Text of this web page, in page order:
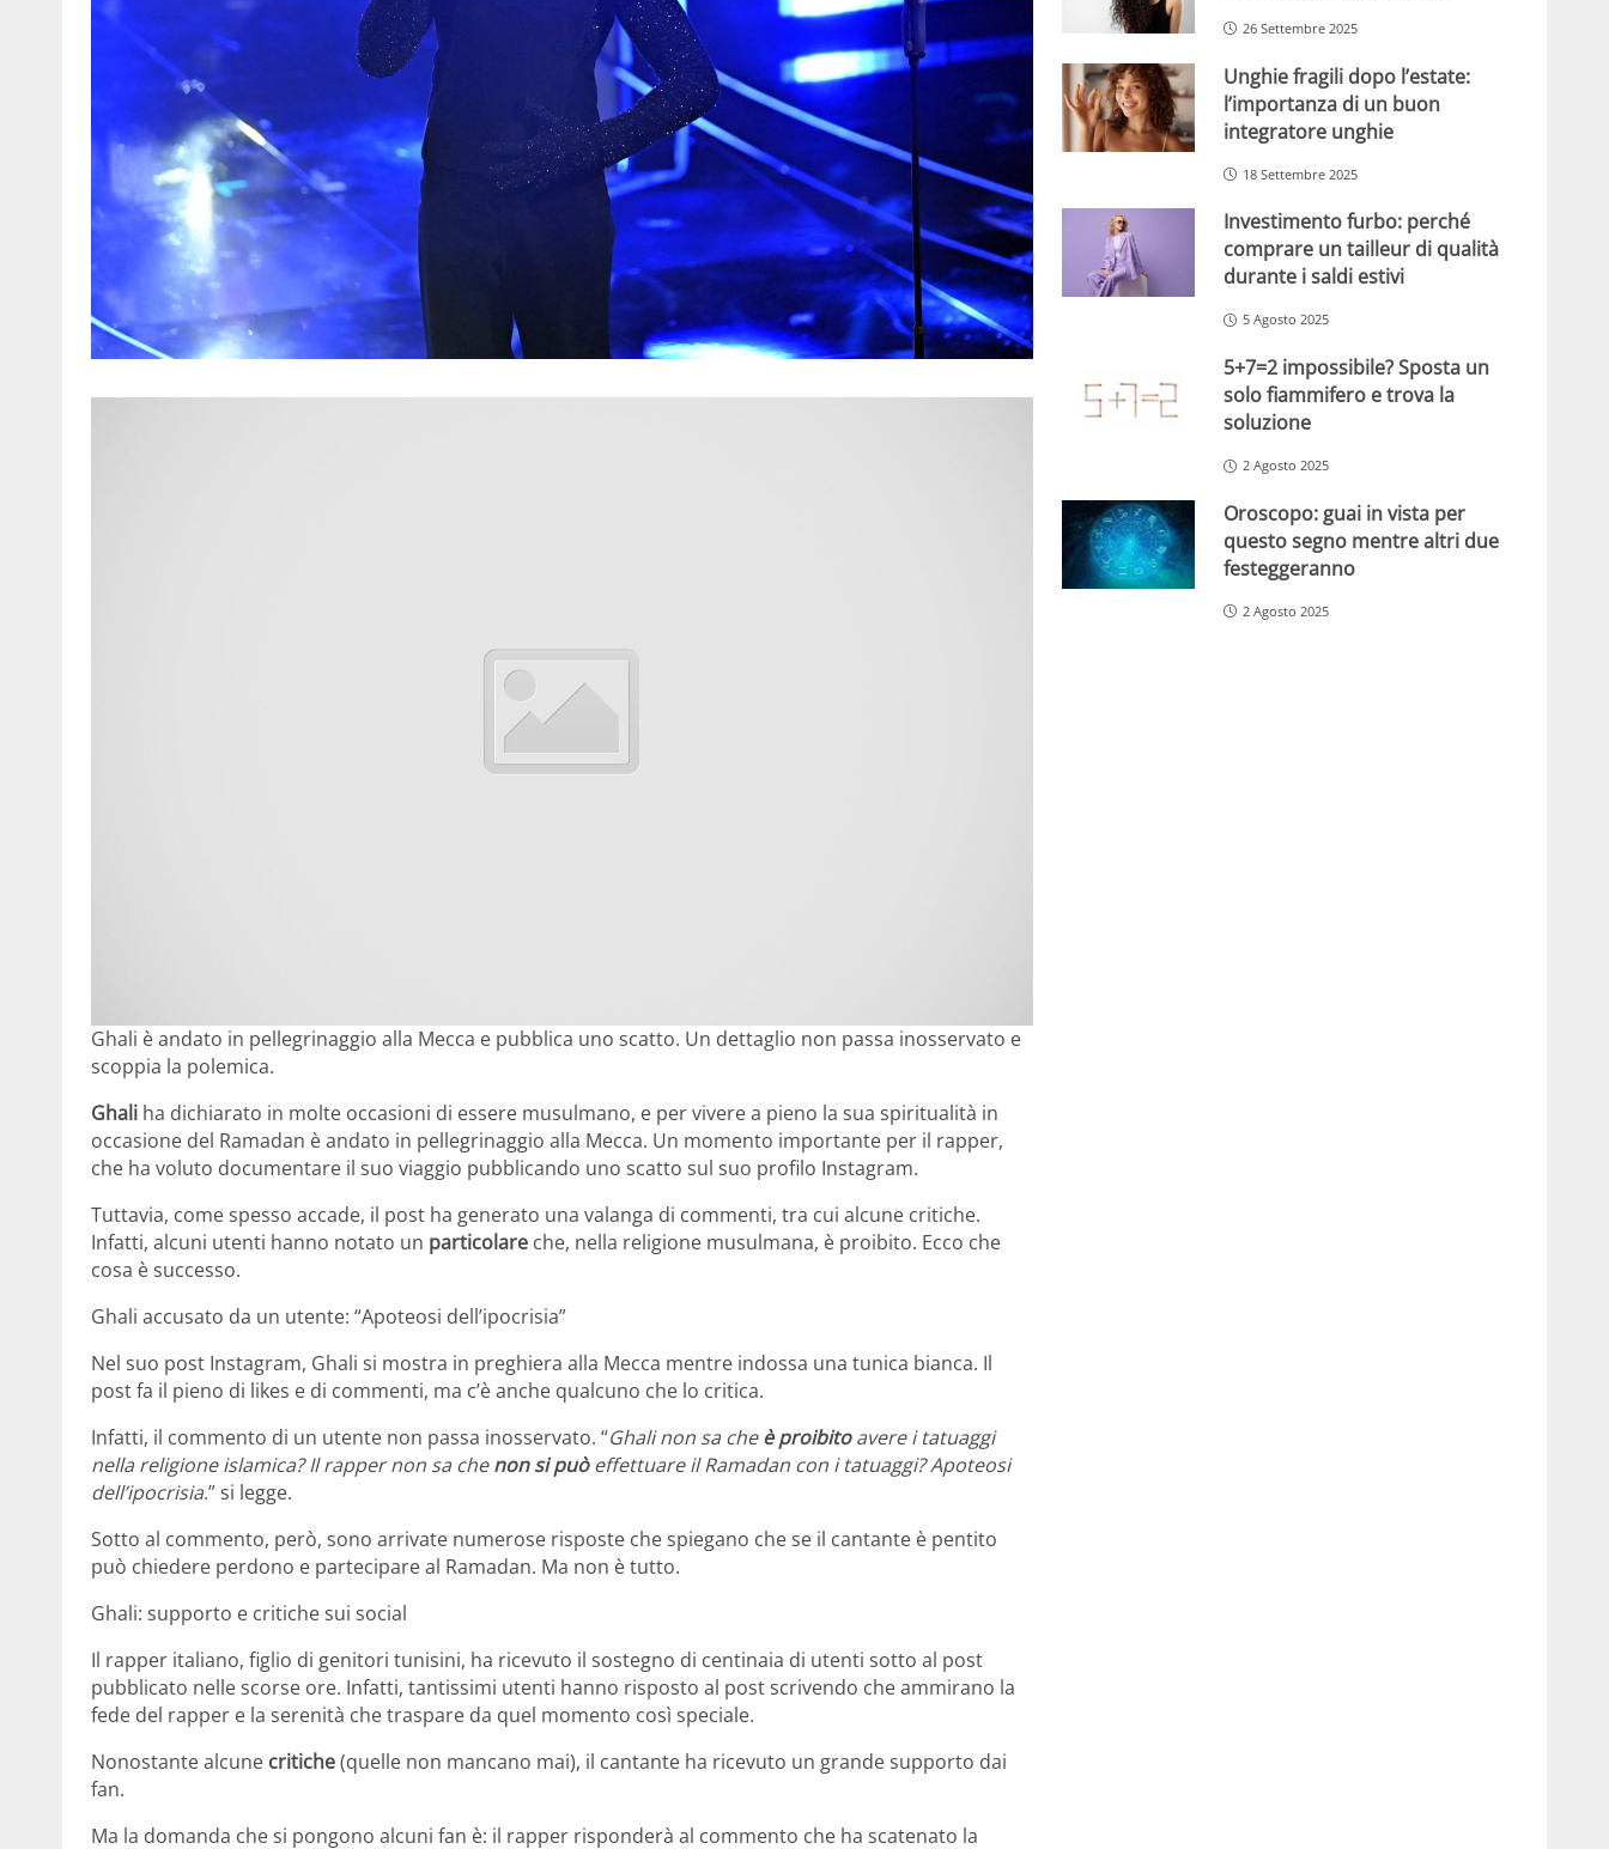
Ghali è andato in pellegrinaggio alla Mecca e pubblica uno scatto. Un dettaglio non passa inosservato e
scoppia la polemica.
Ghali ha dichiarato in molte occasioni di essere musulmano, e per vivere a pieno la sua spiritualità in
occasione del Ramadan è andato in pellegrinaggio alla Mecca. Un momento importante per il rapper,
che ha voluto documentare il suo viaggio pubblicando uno scatto sul suo profilo Instagram.
Tuttavia, come spesso accade, il post ha generato una valanga di commenti, tra cui alcune critiche.
Infatti, alcuni utenti hanno notato un particolare che, nella religione musulmana, è proibito. Ecco che
cosa è successo.
Ghali accusato da un utente: “Apoteosi dell’ipocrisia”
Nel suo post Instagram, Ghali si mostra in preghiera alla Mecca mentre indossa una tunica bianca. Il
post fa il pieno di likes e di commenti, ma c’è anche qualcuno che lo critica.
Infatti, il commento di un utente non passa inosservato. “Ghali non sa cheè proibitoavere i tatuaggi
nella religione islamica? Il rapper non sa chenon si puòeffettuare il Ramadan con i tatuaggi? Apoteosi
dell’ipocrisia.” si legge.
Sotto al commento, però, sono arrivate numerose risposte che spiegano che se il cantante è pentito
può chiedere perdono e partecipare al Ramadan. Ma non è tutto.
Ghali: supporto e critiche sui social
Il rapper italiano, figlio di genitori tunisini, ha ricevuto il sostegno di centinaia di utenti sotto al post
pubblicato nelle scorse ore. Infatti, tantissimi utenti hanno risposto al post scrivendo che ammirano la
fede del rapper e la serenità che traspare da quel momento così speciale.
Nonostante alcune critiche(quelle non mancano mai), il cantante ha ricevuto un grande supporto dai
fan.
Ma la domanda che si pongono alcuni fan è: il rapper risponderà al commento che ha scatenato la
26 Settembre 2025
Unghie fragili dopo l’estate:
l’importanza di un buon
integratore unghie
18 Settembre 2025
Investimento furbo: perché
comprare un tailleur di qualità
durante i saldi estivi
5 Agosto 2025
5+7=2 impossibile? Sposta un
solo fiammifero e trova la
soluzione
2 Agosto 2025
Oroscopo: guai in vista per
questo segno mentre altri due
festeggeranno
2 Agosto 2025